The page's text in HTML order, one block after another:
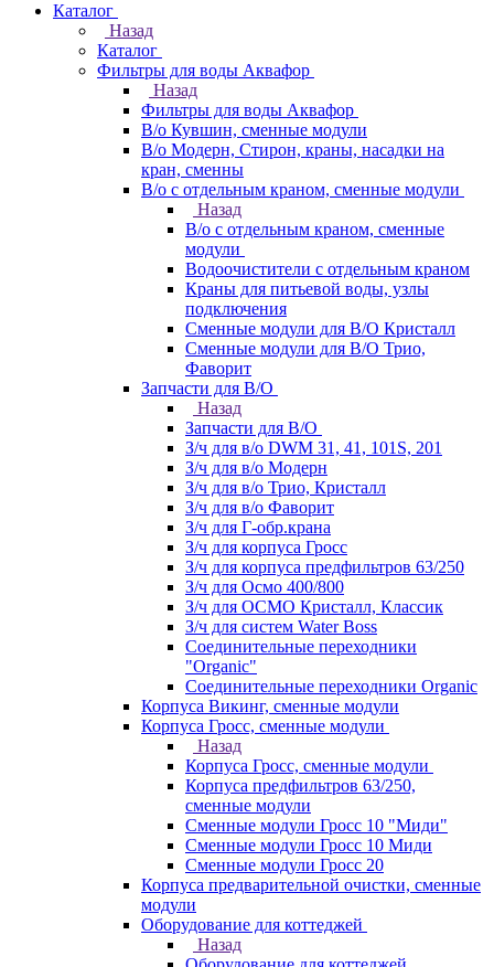
Каталог
Назад
Каталог
Фильтры для воды Аквафор
Назад
Фильтры для воды Аквафор
В/о Кувшин, сменные модули
В/о Модерн, Стирон, краны, насадки на
кран, сменны
В/о с отдельным краном, сменные модули
Назад
В/о с отдельным краном, сменные
модули
Водоочистители с отдельным краном
Краны для питьевой воды, узлы
подключения
Сменные модули для В/О Кристалл
Сменные модули для В/О Трио,
Фаворит
Запчасти для В/О
Назад
Запчасти для В/О
З/ч для в/о DWM 31, 41, 101S, 201
З/ч для в/о Модерн
З/ч для в/о Трио, Кристалл
З/ч для в/о Фаворит
З/ч для Г-обр.крана
З/ч для корпуса Гросс
З/ч для корпуса предфильтров 63/250
З/ч для Осмо 400/800
З/ч для ОСМО Кристалл, Классик
З/ч для систем Water Boss
Соединительные переходники
"Organic"
Соединительные переходники Organic
Корпуса Викинг, сменные модули
Корпуса Гросс, сменные модули
Назад
Корпуса Гросс, сменные модули
Корпуса предфильтров 63/250,
сменные модули
Сменные модули Гросс 10 "Миди"
Сменные модули Гросс 10 Миди
Сменные модули Гросс 20
Корпуса предварительной очистки, сменные
модули
Оборудование для коттеджей
Назад